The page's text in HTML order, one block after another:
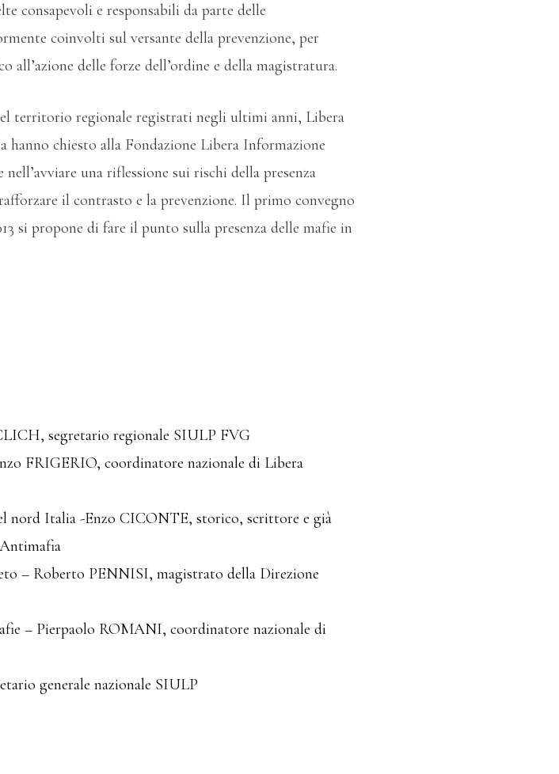
consapevoli e responsabili da parte delle
coinvolti sul versante della prevenzione, per
delle forze dell’ordine e della magistratura.
territorio regionale registrati negli ultimi anni, Libera
chiesto alla Fondazione Libera Informazione
una riflessione sui rischi della presenza
il contrasto e la prevenzione. Il primo convegno
si propone di fare il punto sulla presenza delle mafie in
segretario regionale SIULP FVG
FRIGERIO, coordinatore nazionale di Libera
nord Italia -Enzo CICONTE, storico, scrittore e già
– Roberto PENNISI, magistrato della Direzione
– Pierpaolo ROMANI, coordinatore nazionale di
generale nazionale SIULP